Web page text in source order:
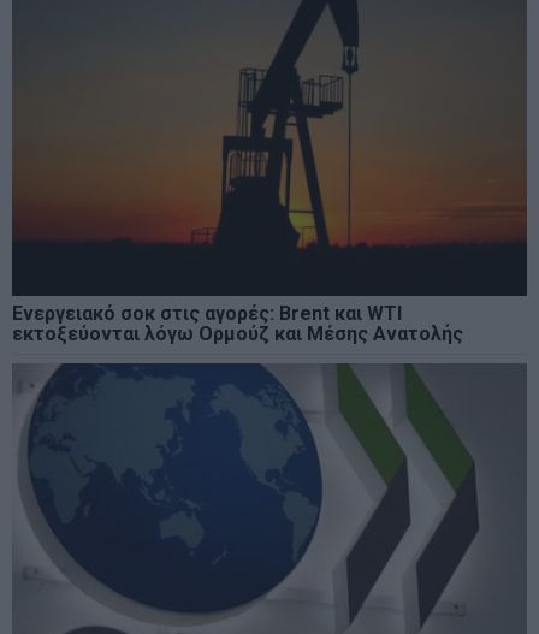
Ενεργειακό σοκ στις αγορές: Brent και WTI
εκτοξεύονται λόγω Ορμούζ και Μέσης Ανατολής